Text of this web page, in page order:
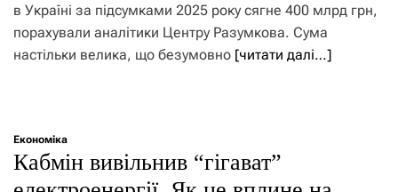
в Україні за підсумками 2025 року сягне 400 млрд грн,
порахували аналітики Центру Разумкова. Сума
настільки велика, що безумовно [читати далі…]
Економіка
Кабмін вивільнив “гігават”